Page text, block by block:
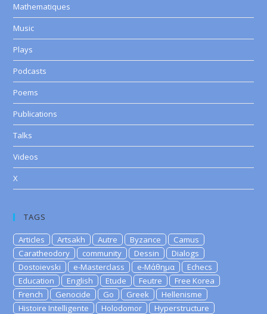
Mathematiques
Music
Plays
Podcasts
Poems
Publications
Talks
Videos
X
TAGS
Articles Artsakh Autre Byzance
Camus
Caratheodory
community Dessin
Dialogs
Dostoievski
e-Masterclass e-Μάθημα
Echecs
Education
English Etude Feutre
Free Korea
French
Genocide Go Greek
Hellenisme
Histoire Intelligente
Holodomor
Hyperstructure